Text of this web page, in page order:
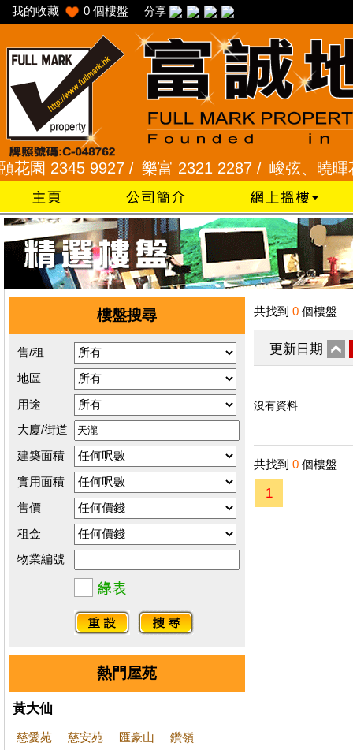
我的收藏 0 個樓盤 分享
2345 9927 /樂富 2321 2287 /峻弦、曉暉花園
樓盤搜尋
售/租
地區
用途
大廈/街道
建築面積
實用面積
售價
租金
物業編號
熱門屋苑
黃大仙
慈愛苑 慈安苑 匯豪山
鑽嶺
共找到 0 個樓盤
更新日期
沒有資料...
共找到 0 個樓盤
1